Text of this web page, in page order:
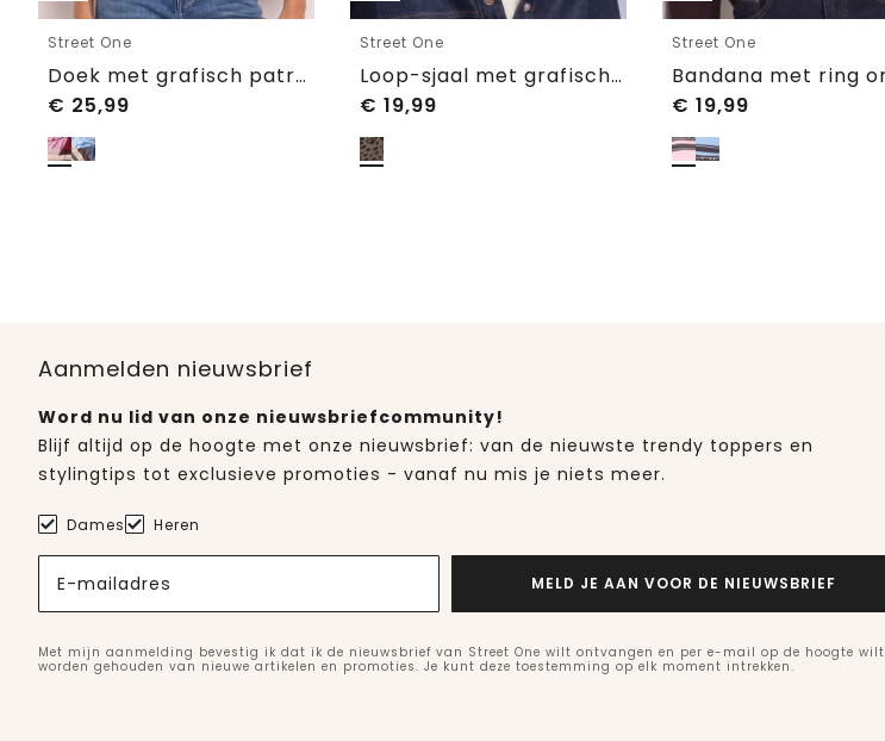
Street One
Doek met grafisch patroon
€ 25,99
Street One
Loop-sjaal met grafisch patroon
€ 19,99
Street One
€ 19,99
Aanmelden nieuwsbrief
Word nu lid van onze nieuwsbriefcommunity!
Blijf altijd op de hoogte met onze nieuwsbrief: van de nieuwste trendy toppers en
stylingtips tot exclusieve promoties - vanaf nu mis je niets meer.
Dames Heren
E-mailadres MELD JE AAN VOOR DE NIEUWSBRIEF
Met mijn aanmelding bevestig ik dat ik de nieuwsbrief van Street One wilt ontvangen en per e-mail op de hoogte wilt
worden gehouden van nieuwe artikelen en promoties. Je kunt deze toestemming op elk moment intrekken.